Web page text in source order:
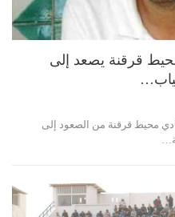
محيط قرقنة يصعد إلى
محيط قرقنة من الصعود إلى